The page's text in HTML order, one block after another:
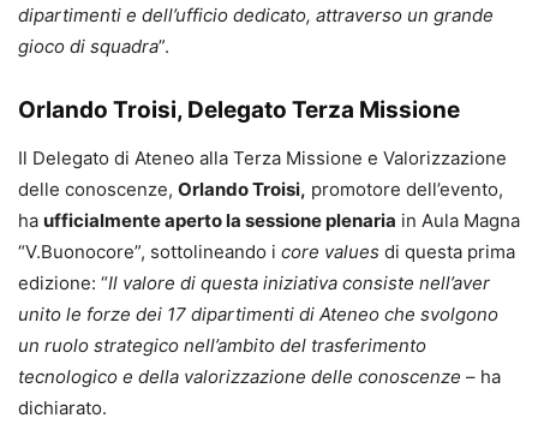
dipartimenti e dell’ufficio dedicato, attraverso un grande
gioco di squadra”.
Orlando Troisi, Delegato Terza Missione
Il Delegato di Ateneo alla Terza Missione e Valorizzazione
delle conoscenze, Orlando Troisi, promotore dell’evento,
ha ufficialmente aperto la sessione plenaria in Aula Magna
“V.Buonocore”, sottolineando i core values di questa prima
edizione: “Il valore di questa iniziativa consiste nell’aver
unito le forze dei 17 dipartimenti di Ateneo che svolgono
un ruolo strategico nell’ambito del trasferimento
tecnologico e della valorizzazione delle conoscenze – ha
dichiarato.